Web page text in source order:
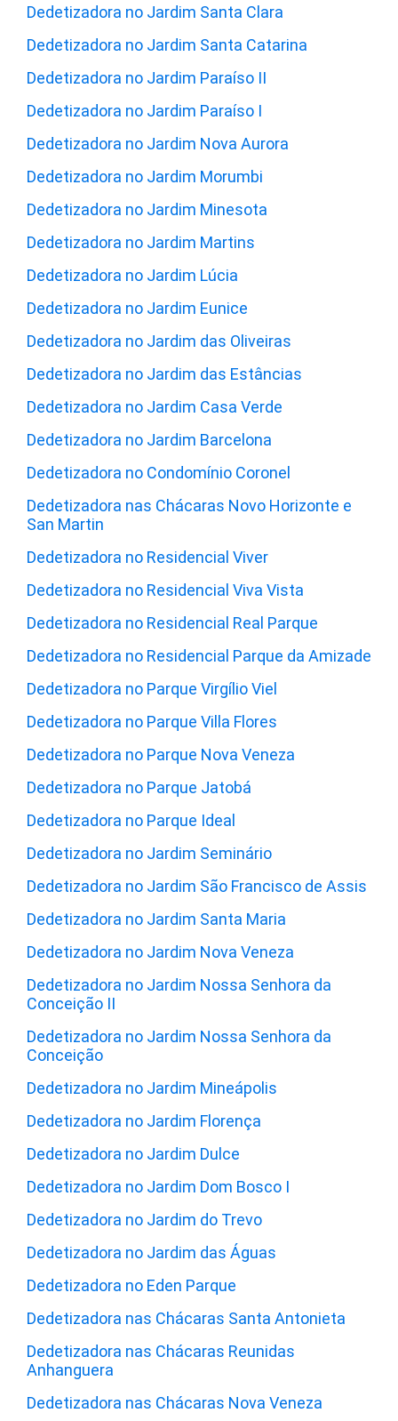
Dedetizadora no Jardim Santa Clara
Dedetizadora no Jardim Santa Catarina
Dedetizadora no Jardim Paraíso II
Dedetizadora no Jardim Paraíso I
Dedetizadora no Jardim Nova Aurora
Dedetizadora no Jardim Morumbi
Dedetizadora no Jardim Minesota
Dedetizadora no Jardim Martins
Dedetizadora no Jardim Lúcia
Dedetizadora no Jardim Eunice
Dedetizadora no Jardim das Oliveiras
Dedetizadora no Jardim das Estâncias
Dedetizadora no Jardim Casa Verde
Dedetizadora no Jardim Barcelona
Dedetizadora no Condomínio Coronel
Dedetizadora nas Chácaras Novo Horizonte e
San Martin
Dedetizadora no Residencial Viver
Dedetizadora no Residencial Viva Vista
Dedetizadora no Residencial Real Parque
Dedetizadora no Residencial Parque da Amizade
Dedetizadora no Parque Virgílio Viel
Dedetizadora no Parque Villa Flores
Dedetizadora no Parque Nova Veneza
Dedetizadora no Parque Jatobá
Dedetizadora no Parque Ideal
Dedetizadora no Jardim Seminário
Dedetizadora no Jardim São Francisco de Assis
Dedetizadora no Jardim Santa Maria
Dedetizadora no Jardim Nova Veneza
Dedetizadora no Jardim Nossa Senhora da
Conceição II
Dedetizadora no Jardim Nossa Senhora da
Conceição
Dedetizadora no Jardim Mineápolis
Dedetizadora no Jardim Florença
Dedetizadora no Jardim Dulce
Dedetizadora no Jardim Dom Bosco I
Dedetizadora no Jardim do Trevo
Dedetizadora no Jardim das Águas
Dedetizadora no Eden Parque
Dedetizadora nas Chácaras Santa Antonieta
Dedetizadora nas Chácaras Reunidas
Anhanguera
Dedetizadora nas Chácaras Nova Veneza